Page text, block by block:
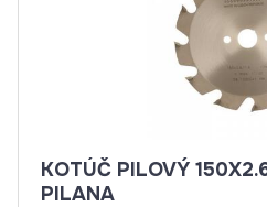
KOTÚČ PILOVÝ
PILANA